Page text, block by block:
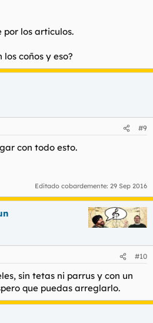
por los articulos.
coños y eso?
#9
con todo esto.
Editado cobardemente: 29 Sep 2016
#10
sin tetas ni parrus y con un
que puedas arreglarlo.